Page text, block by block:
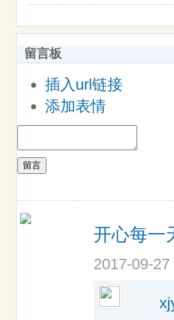
留言板
插入url链接
添加表情
留言
开心每一
2017-09-27